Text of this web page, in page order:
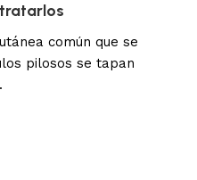
común que se
pilosos se tapan